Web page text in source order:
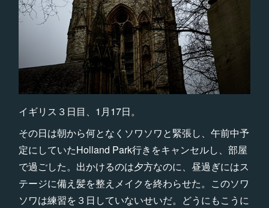
イギリス３日目、1月17日。
その日は朝から何となくソワソワと緊張し、午前中予
定にしていたHolland Park行きをキャンセルし、部屋
で過ごした。出かけるのは夕方なのに、昼過ぎにはス
テージに備え髪を整えメイクを終わらせた。このソワ
ソワは練習を３日していないせいだ。どうにもこうに